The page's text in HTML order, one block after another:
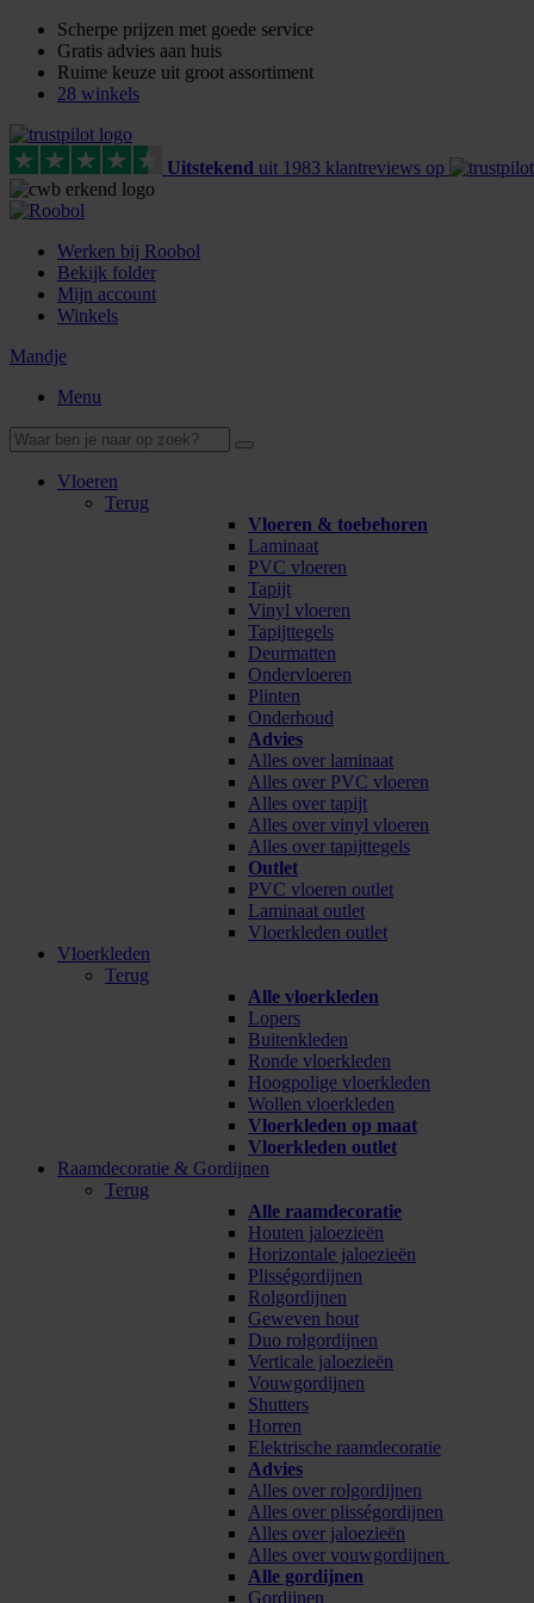
Scherpe prijzen met goede service
Gratis advies aan huis
Ruime keuze uit groot assortiment
28 winkels
Uitstekend uit 1983 klantreviews op
Werken bij Roobol
Bekijk folder
Mijn account
Winkels
Mandje
Menu
Vloeren
Terug
Vloeren & toebehoren
Laminaat
PVC vloeren
Tapijt
Vinyl vloeren
Tapijttegels
Deurmatten
Ondervloeren
Plinten
Onderhoud
Advies
Alles over laminaat
Alles over PVC vloeren
Alles over tapijt
Alles over vinyl vloeren
Alles over tapijttegels
Outlet
PVC vloeren outlet
Laminaat outlet
Vloerkleden outlet
Vloerkleden
Terug
Alle vloerkleden
Lopers
Buitenkleden
Ronde vloerkleden
Hoogpolige vloerkleden
Wollen vloerkleden
Vloerkleden op maat
Vloerkleden outlet
Raamdecoratie & Gordijnen
Terug
Alle raamdecoratie
Houten jaloezieën
Horizontale jaloezieën
Plisségordijnen
Rolgordijnen
Geweven hout
Duo rolgordijnen
Verticale jaloezieën
Vouwgordijnen
Shutters
Horren
Elektrische raamdecoratie
Advies
Alles over rolgordijnen
Alles over plisségordijnen
Alles over jaloezieën
Alles over vouwgordijnen
Alle gordijnen
Gordijnen